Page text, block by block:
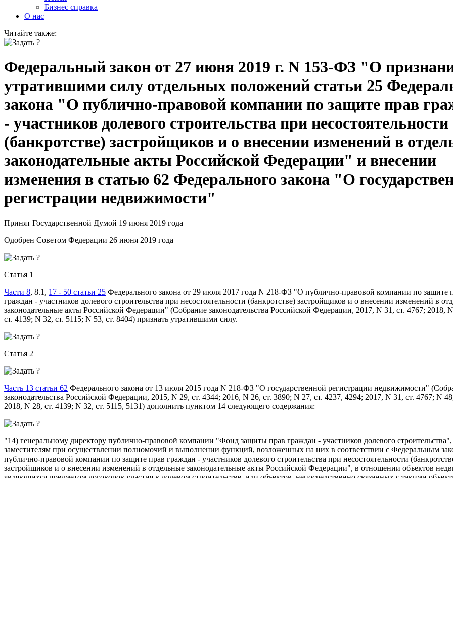
Бизнес справка
О нас
Читайте также:
Федеральный закон от 27 июня 2019 г. N 153-ФЗ "О
утратившими силу отдельных положений статьи 25
закона "О публично-правовой компании по защите прав
- участников долевого строительства при несостоятельности
(банкротстве) застройщиков и о внесении изменений в
законодательные акты Российской Федерации" и внесении
изменения в статью 62 Федерального закона "О
регистрации недвижимости"
Принят Государственной Думой 19 июня 2019 года
Одобрен Советом Федерации 26 июня 2019 года
Статья 1
Части 8, 8.1, 17 - 50 статьи 25 Федерального закона от 29 июля 2017 года N 218-ФЗ "О публично-правовой компании по защите
граждан - участников долевого строительства при несостоятельности (банкротстве) застройщиков и о внесении изменений в
законодательные акты Российской Федерации" (Собрание законодательства Российской Федерации, 2017, N 31, ст. 4767; 2018,
ст. 4139; N 32, ст. 5115; N 53, ст. 8404) признать утратившими силу.
Статья 2
Часть 13 статьи 62 Федерального закона от 13 июля 2015 года N 218-ФЗ "О государственной регистрации недвижимости"
законодательства Российской Федерации, 2015, N 29, ст. 4344; 2016, N 26, ст. 3890; N 27, ст. 4237, 4294; 2017, N 31, ст. 4767; N
2018, N 28, ст. 4139; N 32, ст. 5115, 5131) дополнить пунктом 14 следующего содержания:
"14) генеральному директору публично-правовой компании "Фонд защиты прав граждан - участников долевого строительства",
заместителям при осуществлении полномочий и выполнении функций, возложенных на них в соответствии с Федеральным
публично-правовой компании по защите прав граждан - участников долевого строительства при несостоятельности
застройщиков и о внесении изменений в отдельные законодательные акты Российской Федерации", в отношении объектов
являющихся предметом договоров участия в долевом строительстве, или объектов, непосредственно связанных с такими